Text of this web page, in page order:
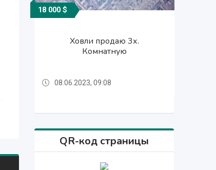
18 000 $
Ховли продаю 3х.
Комнатную
08.06.2023, 09:08
18 000 $
Ховли продаю 3х.
Комнатную
08.06.2023, 09:08
18 000 $
Ховли продаю 3х.
Комнатную
08.06.2023, 09:08
QR-код страницы